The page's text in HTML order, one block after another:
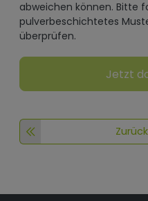
abweichen können. Bitte
pulverbeschichtetes
überprüfen.
Jetzt